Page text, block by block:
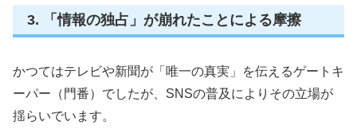
3. 「情報の独占」が崩れたことによる摩擦
かつてはテレビや新聞が「唯一の真実」を伝えるゲートキ
ーパー（門番）でしたが、SNSの普及によりその立場が
揺らいでいます。